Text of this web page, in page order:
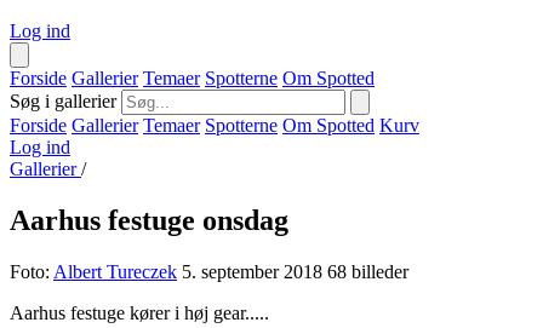
Log ind
Forside Gallerier Temaer Spotterne Om Spotted
Søg i gallerier
Forside Gallerier Temaer Spotterne Om Spotted Kurv
Log ind
Gallerier/
Aarhus festuge onsdag
Foto: Albert Tureczek 5. september 2018 68 billeder
Aarhus festuge kører i høj gear.....